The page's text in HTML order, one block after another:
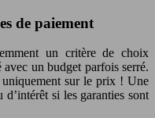
de paiement
un critère de choix
un budget parfois serré.
sur le prix ! Une
d’intérêt si les garanties sont